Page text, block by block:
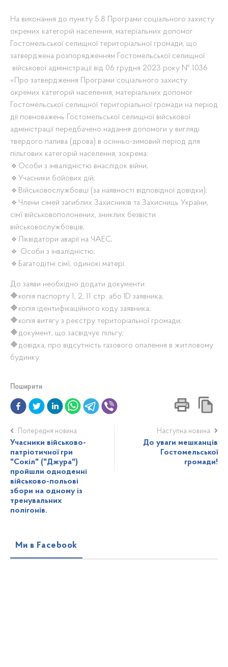
На виконання до пункту 5.8 Програми соціального захисту
окремих категорій населення, матеріальних допомог
Гостомельської селищної територіальної громади, що
затверджена розпорядженням Гостомельської селищної
військової адміністрації від 06 грудня 2023 року № 1036
«Про затвердження Програми соціального захисту
окремих категорій населення, матеріальних допомог
Гостомельської селищної територіальної громади на період
дії повноважень Гостомельської селищної військової
адміністрації передбачено надання допомоги у вигляді
твердого палива (дрова) в осінньо-зимовий період для
пільгових категорій населення, зокрема:
🔹Особи з інвалідністю внаслідок війни;
🔹Учасники бойових дій;
🔹Військовослужбовці (за наявності відповідної довідки);
🔹Члени сімей загиблих Захисників та Захисниць України,
сім’ї військовополонених, зниклих безвісти
військовослужбовців;
🔹Ліквідатори аварії на ЧАЕС;
🔹 Особи з інвалідністю;
🔹Багатодітні сім’ї, одинокі матері.
До заяви необхідно додати документи:
🔶копія паспорту 1, 2, 11 стр. або ID заявника;
🔶копія ідентифікаційного коду заявника;
🔶копія витягу з реєстру територіальної громади;
🔶документ, що засвідчує пільгу;
🔶довідка, про відсутність газового опалення в житловому
будинку.
Поширити
Попередня новина
Учасники військово-
патріотичної гри
"Сокіл" ("Джура")
пройшли одноденні
військово-польові
збори на одному із
тренувальних
полігонів.
Наступна новина
До уваги мешканців
Гостомельської
громади!
Ми в Facebook